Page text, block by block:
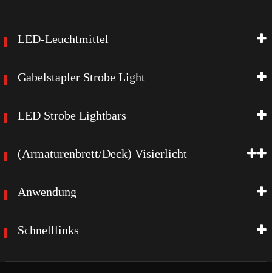
LED-Leuchtmittel
Gabelstapler Strobe Light
LED Strobe Lightbars
(Armaturenbrett/Deck) Visierlicht
Anwendung
Schnelllinks